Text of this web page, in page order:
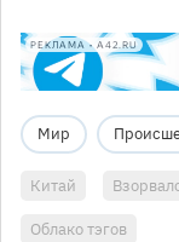
РЕКЛАМА • A42.RU
Мир
Китай
Облако тэгов